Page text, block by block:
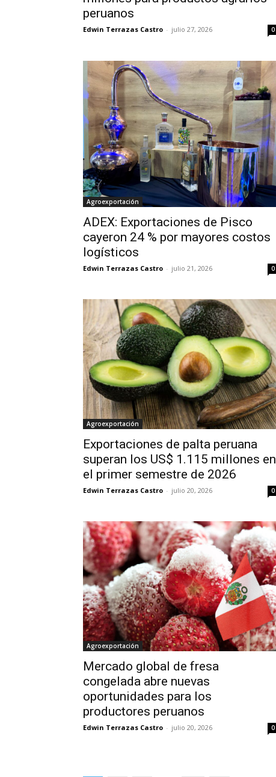
peruanos
Edwin Terrazas Castro - julio 27, 2026 0
Agroexportación
ADEX: Exportaciones de Pisco
cayeron 24 % por mayores costos
logísticos
Edwin Terrazas Castro - julio 21, 2026 0
Agroexportación
Exportaciones de palta peruana
superan los US$ 1.115 millones en
el primer semestre de 2026
Edwin Terrazas Castro - julio 20, 2026 0
Agroexportación
Mercado global de fresa
congelada abre nuevas
oportunidades para los
productores peruanos
Edwin Terrazas Castro - julio 20, 2026 0